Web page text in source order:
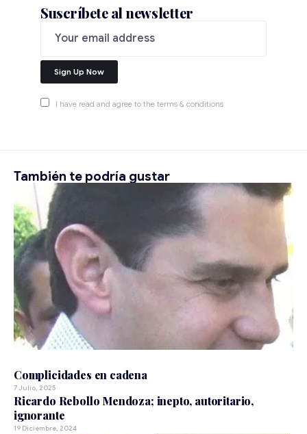
Suscríbete al newsletter
I have read and agree to the terms & conditions
También te podría gustar
Complicidades en cadena
7 Julio, 2025
Ricardo Rebollo Mendoza; inepto, autoritario,
ignorante
19 Diciembre, 2024